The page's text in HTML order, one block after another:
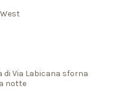
di Via Labicana sforna
notte